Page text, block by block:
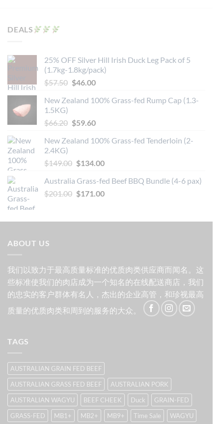
DEALS
25% OFF Silver Hill Irish Duck Leg Pack of 5
(1.7kg-1.8kg/pack)
$57.50 原
为：
$46.00当
价
为：
New Zealand 100% Grass-fed Rump Cap (1.3-
1.5KG)
$66.20 原
为：
$59.60当
价
为：
New Zealand 100% Grass-fed Tenderloin (2-
2.4KG)
$149.00 原
为：
$149.00。
$134.00当
价
格
Australia Grass-fed Beef BBQ Bundle (4-6 pax)
$201.00 原
$201.00。
$171.00当
格
ABOUT US
我们以致力于最高质量标准的优质肉类供应商而闻名。这
些标准使我们的肉店成为一个知名的在线配送商店，我们
的忠实的客户群体有名人，杰出的企业高管，和珍视最高
质量的优质肉类和周到的服务的大众。
TAGS
AUSTRALIAN GRAIN FED BEEF
AUSTRALIAN GRASS FED BEEF
AUSTRALIAN PORK
AUSTRALIAN WAGYU
BEEF CHEEK Duck
GRAIN-FED
GRASS-FED
MB1+ MB2+ MB9+ Time Sale WAGYU